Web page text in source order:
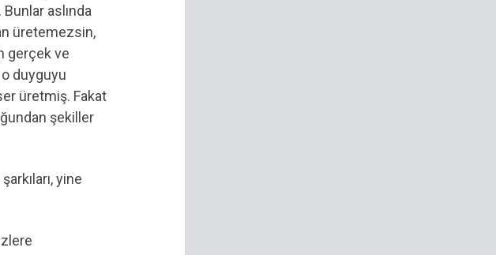
aslında
üretemezsin,
gerçek ve
o duyguyu
üretmiş. Fakat
şekiller
yine